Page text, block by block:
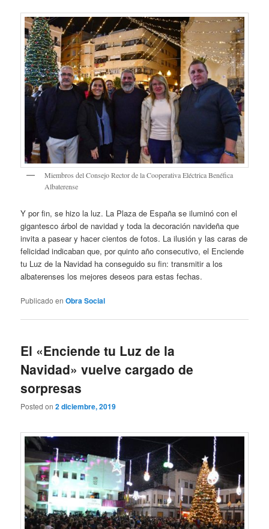
Miembros del Consejo Rector de la Cooperativa Eléctrica Benéfica
Albaterense
Y por fin, se hizo la luz. La Plaza de España se iluminó con el
gigantesco árbol de navidad y toda la decoración navideña que
invita a pasear y hacer cientos de fotos. La ilusión y las caras de
felicidad indicaban que, por quinto año consecutivo, el Enciende
tu Luz de la Navidad ha conseguido su fin: transmitir a los
albaterenses los mejores deseos para estas fechas.
Publicado en Obra Social
El «Enciende tu Luz de la
Navidad» vuelve cargado de
sorpresas
Posted on2 diciembre, 2019